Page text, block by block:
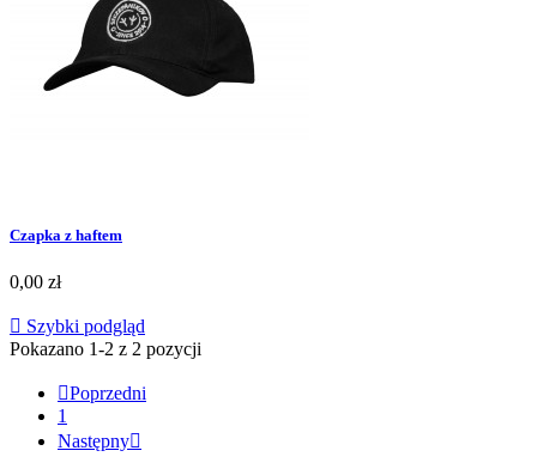
Czapka z haftem
0,00 zł
 Szybki podgląd
Pokazano 1-2 z 2 pozycji
Poprzedni
1
Następny